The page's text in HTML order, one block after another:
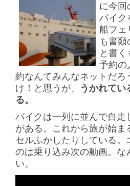
に今回
バイク
船フェ
も書
と書
予約の
約なんてみんなネットだ
け！と思うが、
うかれてい
る。
バイクは一列に並んで自
がある。これから旅が始
セルふかしたりしている
のは乗り込み次の動画。
い。